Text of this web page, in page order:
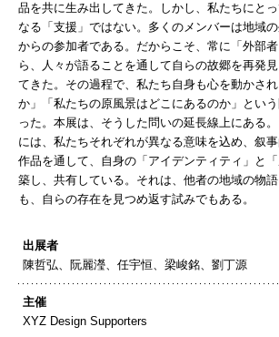
品を​共に生み出してきた。​しかし、​私たちに​と
なる​「支援」ではない。​多くの​メンバーは​地域
からの​参加者である。​だから​こそ、​常に​「外部
ら、​人々が​語る​ことを​通して​自らの​故郷を​再発
てきた。​その​過程で、​私たち自身も​心を​動かさ
か」​「私たちの​原風景は​どこに​あるのか」と​い
った。​本展は、​そうした​問いの​延長線上に​ある。​
には、​私たちそれぞれが​異なる​意味を​込め、叙
作品を​通して、​自身の​「アイデンティティ」と​
築し、共有している。​それは、​他者の​地域の​物
も、​自らの​存在を見つめ返す試みでもある。
出展者
陳哲弘、阮麗瀅、任宇恒、梁峻銘、劉丁源
主催
XYZ Design Supporters